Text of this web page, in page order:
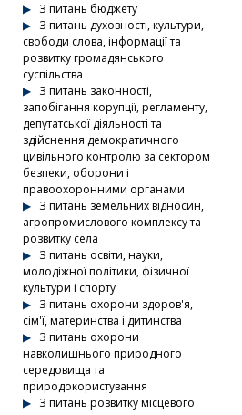
З питань бюджету
З питань духовності, культури,
свободи слова, інформації та
розвитку громадянського
суспільства
З питань законності,
запобігання корупції, регламенту,
депутатської діяльності та
здійснення демократичного
цивільного контролю за сектором
безпеки, оборони і
правоохоронними органами
З питань земельних відносин,
агропромислового комплексу та
розвитку села
З питань освіти, науки,
молодіжної політики, фізичної
культури і спорту
З питань охорони здоров'я,
сім'ї, материнства і дитинства
З питань охорони
навколишнього природного
середовища та
природокористування
З питань розвитку місцевого